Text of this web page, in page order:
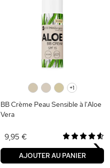
+1
BB Crème Peau Sensible à l'Aloe
Vera
9,95 €
AJOUTER AU PANIER ›